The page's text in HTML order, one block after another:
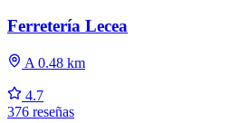
Ferretería Lecea
A 0.48 km
4.7
376 reseñas